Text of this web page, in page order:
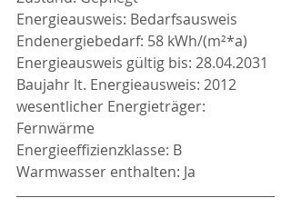
Energieausweis: Bedarfsausweis
Endenergiebedarf: 58 kWh/(m²*a)
Energieausweis gültig bis: 28.04.2031
Baujahr lt. Energieausweis: 2012
wesentlicher Energieträger:
Fernwärme
Energieeffizienzklasse: B
Warmwasser enthalten: Ja